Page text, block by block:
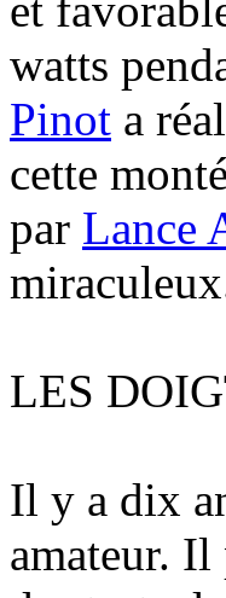
watts
Pinot a
cette
par Lance
LES
Il y a dix
amateur. Il